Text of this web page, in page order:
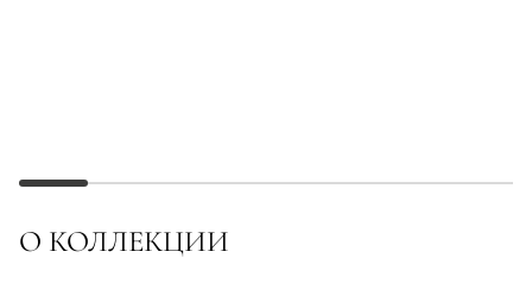
О КОЛЛЕКЦИИ